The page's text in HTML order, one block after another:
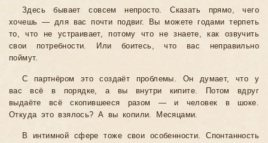
Здесь бывает совсем непросто. Сказать прямо, чего
хочешь — для вас почти подвиг. Вы можете годами терпеть
то, что не устраивает, потому что не знаете, как озвучить
свои потребности. Или боитесь, что вас неправильно
поймут.
С партнёром это создаёт проблемы. Он думает, что у
вас всё в порядке, а вы внутри кипите. Потом вдруг
выдаёте всё скопившееся разом — и человек в шоке.
Откуда это взялось? А вы копили. Месяцами.
В интимной сфере тоже свои особенности. Спонтанность